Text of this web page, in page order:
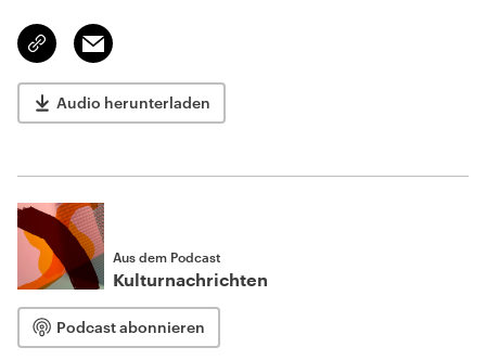
Link
kopieren/teilen
Email
Audio herunterladen
Aus dem Podcast
Kulturnachrichten
Podcast abonnieren